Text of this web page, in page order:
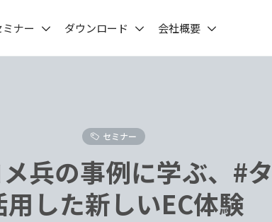
ミナー ダウンロード 会社概要
セミナー
兵の事例に学ぶ、#
用した新しいEC体験